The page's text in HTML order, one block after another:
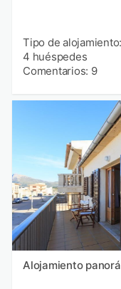
Tipo de
4 huéspedes
Comentarios: 9
Alojamiento